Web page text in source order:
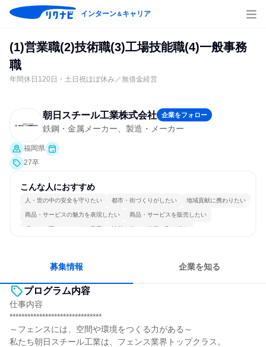
インターン＆キャリア
(1)営業職(2)技術職(3)工場技能職(4)一般事務
職
年間休日120日・土日祝ほぼ休み／無借金経営
朝日スチール工業株式会社 企業をフォロー
鉄鋼・金属メーカー、製造・メーカー
福岡県
27卒
こんな人におすすめ
人・世の中の安全を守りたい 都市・街づくりがしたい 地域貢献に携わりたい
商品・サービスの魅力を表現したい 商品・サービスを販売したい
穏やかで互いのペースを尊重 情熱を持って仕事に取り組む
募集情報 企業を知る
プログラム内容
仕事内容
*******************************
～フェンスには、空間や環境をつくる力がある～
私たち朝日スチール工業は、フェンス業界トップクラス。